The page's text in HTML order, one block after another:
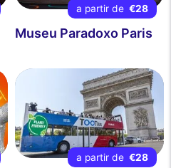
a partir de €28
Museu Paradoxo Paris
a partir de €28